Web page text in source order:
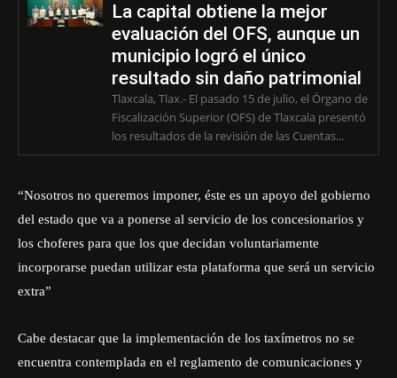
La capital obtiene la mejor
evaluación del OFS, aunque un
municipio logró el único
resultado sin daño patrimonial
Tlaxcala, Tlax.- El pasado 15 de julio, el Órgano de
Fiscalización Superior (OFS) de Tlaxcala presentó
los resultados de la revisión de las Cuentas...
“Nosotros no queremos imponer, éste es un apoyo del gobierno
del estado que va a ponerse al servicio de los concesionarios y
los choferes para que los que decidan voluntariamente
incorporarse puedan utilizar esta plataforma que será un servicio
extra”
Cabe destacar que la implementación de los taxímetros no se
encuentra contemplada en el reglamento de comunicaciones y